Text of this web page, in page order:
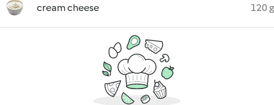
cream cheese 120 g